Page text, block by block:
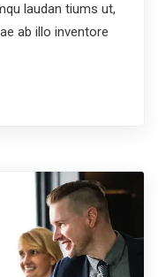
laudan tiums ut,
ab illo inventore